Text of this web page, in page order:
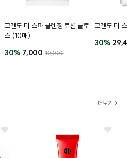
코겐도 더 스파 클렌징 로션 클로
스 (10매)
30% 7,000 10,000
코겐도 더
30%
더보기